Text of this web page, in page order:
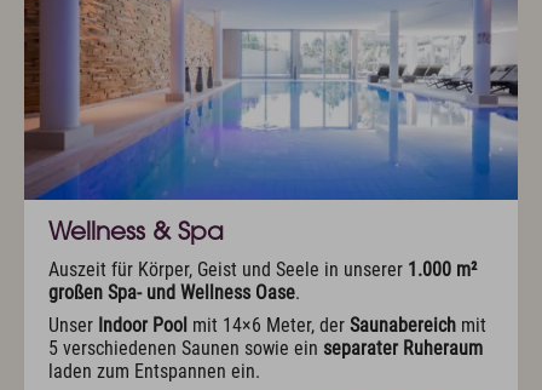
Wellness & Spa
Auszeit für Körper, Geist und Seele in unserer 1.000 m²
großen Spa- und Wellness Oase.
Unser Indoor Pool mit 14×6 Meter, der Saunabereich mit
5 verschiedenen Saunen sowie ein separater Ruheraum
laden zum Entspannen ein.